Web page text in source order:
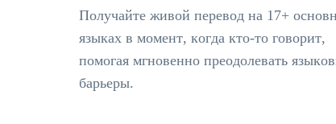
Получайте живой перевод на 17+
языках в момент, когда кто-то говорит,
помогая мгновенно преодолевать
барьеры.